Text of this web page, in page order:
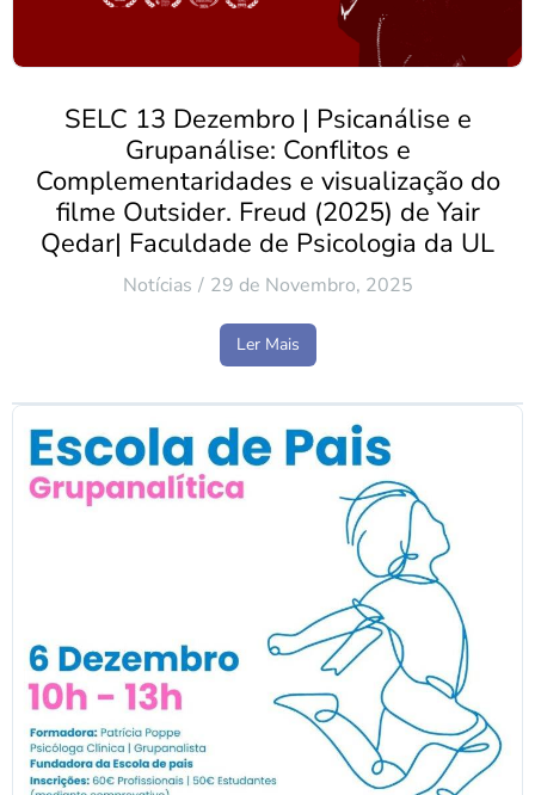
SELC 13 Dezembro | Psicanálise e
Grupanálise: Conflitos e
Complementaridades e visualização do
filme Outsider. Freud (2025) de Yair
Qedar| Faculdade de Psicologia da UL
Notícias 29 de Novembro, 2025
Ler Mais